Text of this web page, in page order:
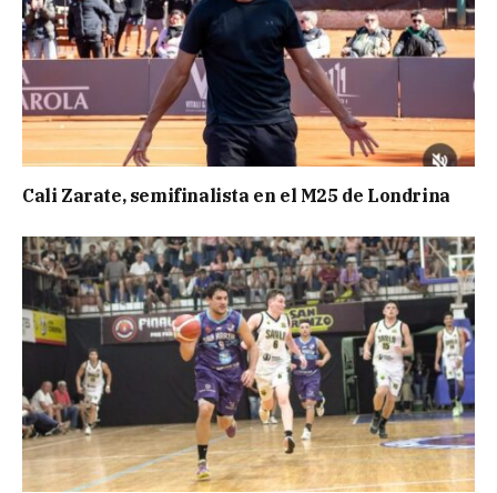
Cali Zarate, semifinalista en el M25 de Londrina